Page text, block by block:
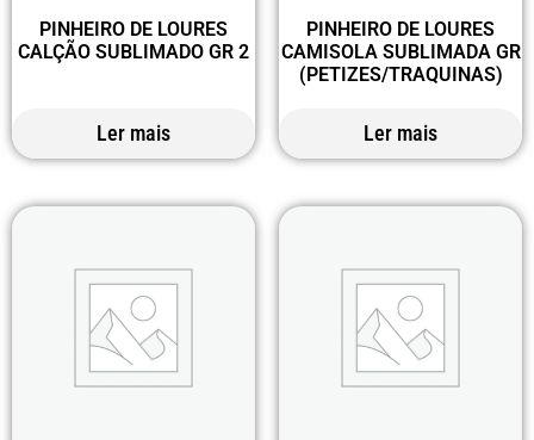
PINHEIRO DE LOURES
CALÇÃO SUBLIMADO GR 2
Ler mais
PINHEIRO DE LOURES
CAMISOLA SUBLIMADA GR
(PETIZES/TRAQUINAS)
Ler mais